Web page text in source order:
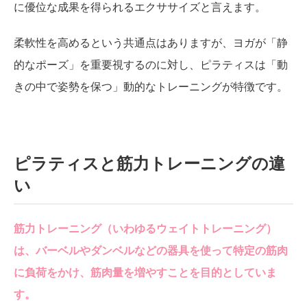
に優位な成果を得られるエクササイズと言えます。
柔軟性を高めるという共通点はありますが、ヨガが「静
的なポーズ」を重要視するのに対し、ピラティスは「動
きの中で姿勢を保つ」動的なトレーニングが特徴です。
ピラティスと筋力トレーニングの違
い
筋力トレーニング（いわゆるウェイトトレーニング）
は、バーベルやダンベルなどの器具を使って特定の筋肉
に負荷をかけ、筋肉量を増やすことを目的としていま
す。